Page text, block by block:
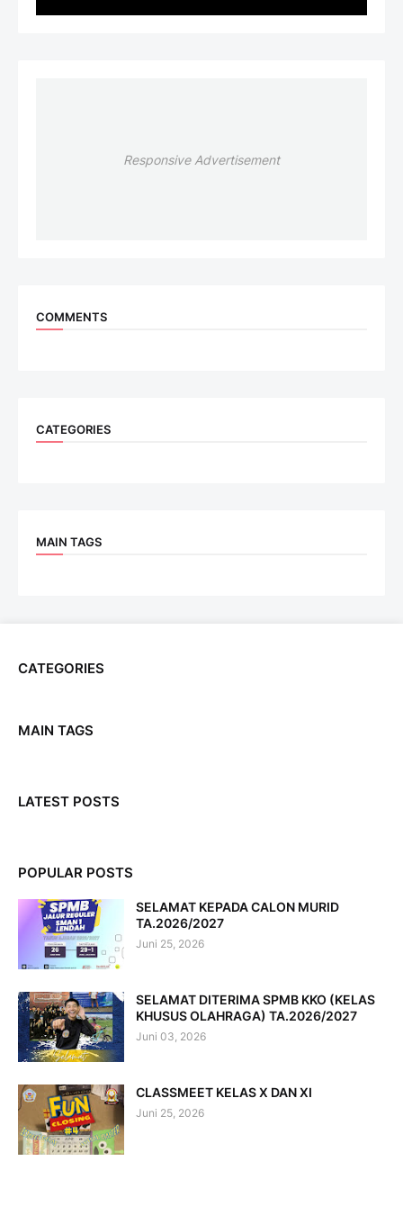
Responsive Advertisement
COMMENTS
CATEGORIES
MAIN TAGS
CATEGORIES
MAIN TAGS
LATEST POSTS
POPULAR POSTS
SELAMAT KEPADA CALON MURID
TA.2026/2027
Juni 25, 2026
SELAMAT DITERIMA SPMB KKO (KELAS
KHUSUS OLAHRAGA) TA.2026/2027
Juni 03, 2026
CLASSMEET KELAS X DAN XI
Juni 25, 2026